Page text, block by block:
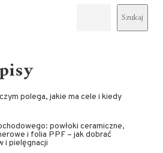
Szukaj
polega, jakie ma cele i kiedy
powłoki ceramiczne,
i folia PPF – jak dobrać
i pielęgnacji